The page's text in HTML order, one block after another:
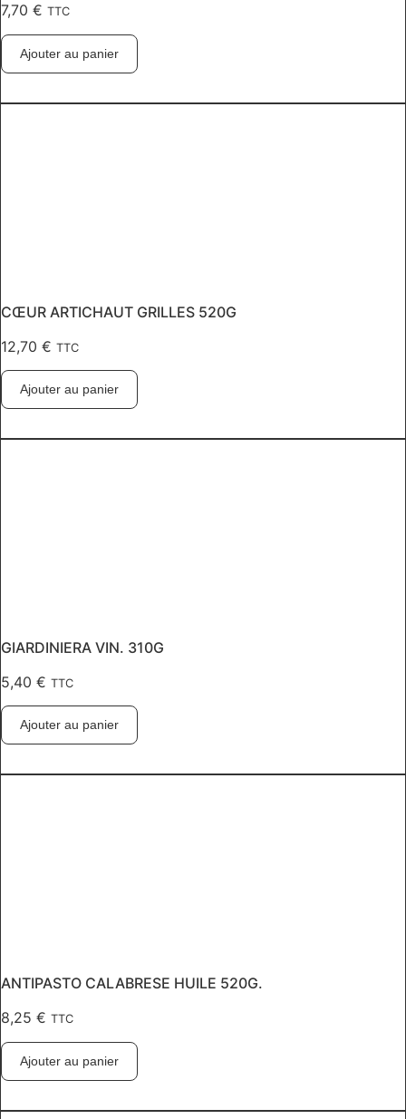
7,70 € TTC
Ajouter au panier
CŒUR ARTICHAUT GRILLES 520G
12,70 € TTC
Ajouter au panier
GIARDINIERA VIN. 310G
5,40 € TTC
Ajouter au panier
ANTIPASTO CALABRESE HUILE 520G.
8,25 € TTC
Ajouter au panier